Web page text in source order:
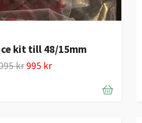
kit till 48/15mm
kr 995 kr